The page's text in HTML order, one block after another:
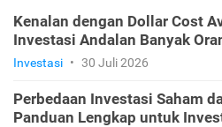
Kenalan dengan Dollar Cost
Investasi Andalan Banyak
Investasi • 30 Juli 2026
Perbedaan Investasi Saham
Panduan Lengkap untuk